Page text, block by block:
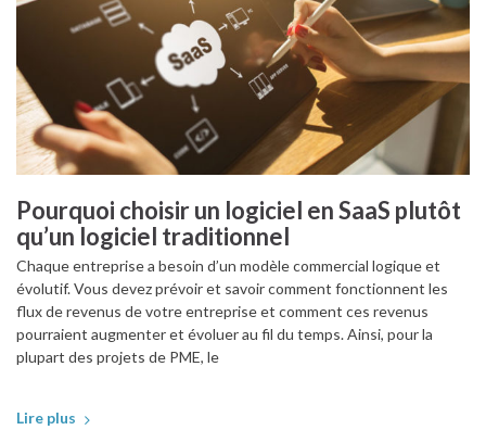
Pourquoi choisir un logiciel en SaaS plutôt
qu’un logiciel traditionnel
Chaque entreprise a besoin d’un modèle commercial logique et
évolutif. Vous devez prévoir et savoir comment fonctionnent les
flux de revenus de votre entreprise et comment ces revenus
pourraient augmenter et évoluer au fil du temps. Ainsi, pour la
plupart des projets de PME, le
Lire plus